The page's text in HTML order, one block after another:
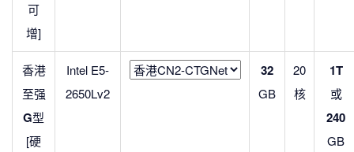
可
增]
香港
至强
G型
[硬
Intel E5-
2650Lv2
32
GB
20
核
1T
或
240
GB